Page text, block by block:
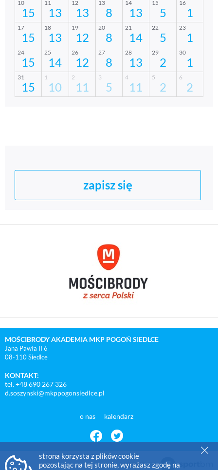
zapisz się
MOŚCIBRODY AKADEMIA MKP POGOŃ SIEDLCE
Jana Pawła II 6
08-110 Siedlce
KONTAKT:
tel. +48 690 267 326
d.soszynski@mkppogonsiedlce.pl
o nas kalendarz
strona korzysta z plików cookie
pozostając na tej stronie, wyrażasz zgodę na